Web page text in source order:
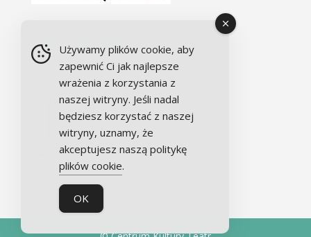
Chór Alla camera
Używamy plików cookie, aby
zapewnić Ci jak najlepsze
wrażenia z korzystania z
naszej witryny. Jeśli nadal
będziesz korzystać z naszej
witryny, uznamy, że
akceptujesz naszą politykę
plików cookie.
OK